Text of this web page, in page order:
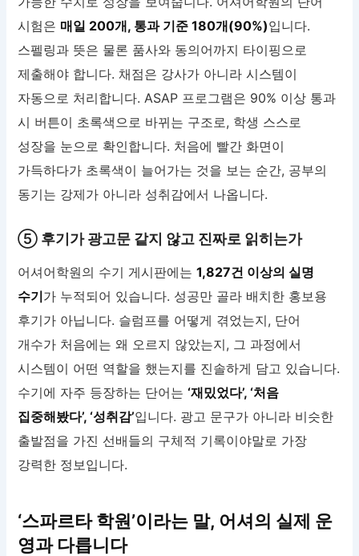
시험은 매일 200개, 통과 기준 180개(90%)입니다.
스펠링과 뜻은 물론 품사와 동의어까지 타이핑으로
제출해야 합니다. 채점은 강사가 아니라 시스템이
자동으로 처리합니다. ASAP 프로그램은 90% 이상 통과
시 버튼이 초록색으로 바뀌는 구조로, 학생 스스로
성장을 눈으로 확인합니다. 처음에 빨간 화면이
가득하다가 초록색이 늘어가는 것을 보는 순간, 공부의
동기는 강제가 아니라 성취감에서 나옵니다.
⑤ 후기가 광고문 같지 않고 진짜로 읽히는가
어셔어학원의 수기 게시판에는1,827건 이상의 실명
수기가 누적되어 있습니다. 성공만 골라 배치한 홍보용
후기가 아닙니다. 슬럼프를 어떻게 겪었는지, 단어
개수가 처음에는 왜 오르지 않았는지, 그 과정에서
시스템이 어떤 역할을 했는지를 진솔하게 담고 있습니다.
수기에 자주 등장하는 단어는‘재밌었다’, ‘처음
집중해봤다’, ‘성취감’입니다. 광고 문구가 아니라 비슷한
출발점을 가진 선배들의 구체적 기록이야말로 가장
강력한 정보입니다.
‘스파르타 학원’이라는 말, 어셔의 실제 운
영과 다릅니다